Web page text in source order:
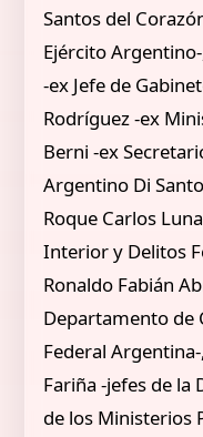
Santos del
Ejército
-ex Jefe de
Rodríguez -ex
Berni -ex
Argentino Di
Roque Carlos
Interior y Delitos
Ronaldo Fabián
Departamento de
Federal
Fariña -jefes de la
de los Ministerios